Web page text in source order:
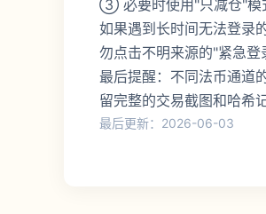
③ 必要时使用"只减仓"模
如果遇到长时间无法登录
勿点击不明来源的"紧急登
最后提醒：不同法币通道
留完整的交易截图和哈希
最后更新：2026-06-03